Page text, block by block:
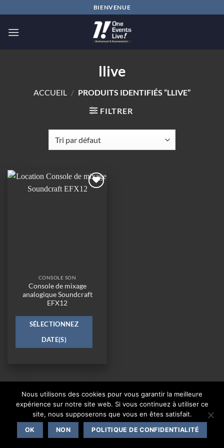
contenu
BIENVENUE
llive
ACCUEIL / PRODUITS IDENTIFIÉS “LLIVE”
FILTRER
CONSOLE SON
Console de mixage
analogique Soundcraft
EFX12
SÉLECTIONNEZ
DATE(S)
CONTACT
Copyright 2026 ©One Events Live|Mentions légales
Nous utilisons des cookies pour vous garantir la meilleure
expérience sur notre site web. Si vous continuez à utiliser ce
site, nous supposerons que vous en êtes satisfait.
OK NON POLITIQUE DE CONFIDENTIALITÉ